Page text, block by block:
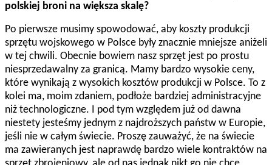
polskiej broni na większa skalę?
Po pierwsze musimy spowodować, aby koszty produkcji
sprzętu wojskowego w Polsce były znacznie mniejsze aniżeli
w tej chwili. Obecnie bowiem nasz sprzęt jest po prostu
niesprzedawalny za granicą. Mamy bardzo wysokie ceny,
które wynikają z wysokich kosztów produkcji w Polsce. To z
kolei ma, moim zdaniem, podłoże bardziej administracyjne
niż technologiczne. I pod tym względem już od dawna
niestety jesteśmy jednym z najdroższych państw w Europie,
jeśli nie w całym świecie. Proszę zauważyć, że na świecie
ma zawieranych jest naprawdę bardzo wiele kontraktów na